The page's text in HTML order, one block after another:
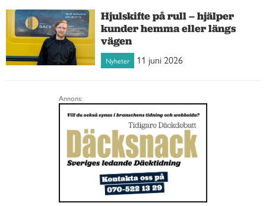
Hjulskifte på rull – hjälper
kunder hemma eller längs
vägen
Nyheter 11 juni 2026
Annons: